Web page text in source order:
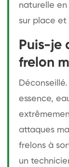
naturelle en
sur place et
Puis-je
frelon
essence,
attaques
frelons à
un